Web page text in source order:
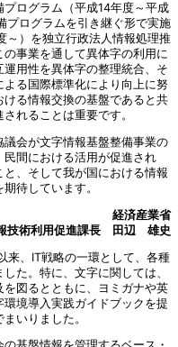
ログラム（平成14年度～平成
プログラムを引き継ぐ形で実施
～）を独立行政法人情報処理推
事業を通して異体字の利用に
用性を異体字の整理統合、そ
る国際標準化により向上に努
る情報交換の基盤であると共
れることは重要です。
会が文字情報基盤整備事業の
間における活用が促進され
、そして我が国における情報
待しています。
経済産業省
技術利用促進課長 田辺 雄史
来、IT戦略の一環として、各種
た。特に、文字に関しては、
図るとともに、ヨミガナや英
境導入実践ガイドブックを提
いりました。